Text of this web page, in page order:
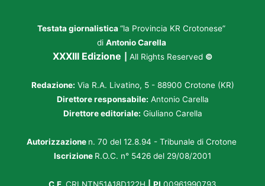
Testata giornalistica “la Provincia KR Crotonese”
di Antonio Carella
XXXIII Edizione All Rights Reserved ©
Redazione: Via R.A. Livatino, 5 - 88900 Crotone (KR)
Direttore responsabile: Antonio Carella
Direttore editoriale: Giuliano Carella
Autorizzazione n. 70 del 12.8.94 - Tribunale di Crotone
Iscrizione R.O.C. n° 5426 del 29/08/2001